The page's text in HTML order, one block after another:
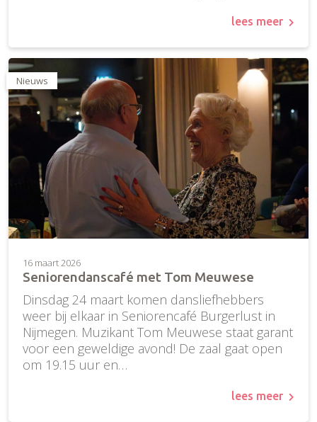
lees meer
Nieuws
16 maart 2026
Seniorendanscafé met Tom Meuwese
Dinsdag 24 maart komen dansliefhebbers
weer bij elkaar in Seniorencafé Burgerlust in
Nijmegen. Muzikant Tom Meuwese staat garant
voor een geweldige avond! De zaal gaat open
om 19.15 uur en…
lees meer